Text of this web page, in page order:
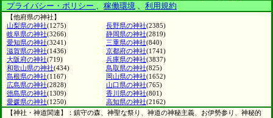
プライバシー・ポリシー 、 稼働環境 、 利用規約
【他府県の神社】
山梨県の神社(1275) 長野県の神社(2385)
岐阜県の神社(3266) 静岡県の神社(2819)
愛知県の神社(3241) 三重県の神社(840)
滋賀県の神社(1436) 京都府の神社(1741)
大阪府の神社(719) 兵庫県の神社(3837)
和歌山県の神社(434) 鳥取県の神社(825)
島根県の神社(1167) 岡山県の神社(1652)
広島県の神社(2828) 山口県の神社(765)
徳島県の神社(1309) 香川県の神社(801)
愛媛県の神社(1250) 高知県の神社(2162)
【神社・神道関連】：鎮守の森、神聖な祭り、神道の神秘主義、お伊勢参り、神秘的